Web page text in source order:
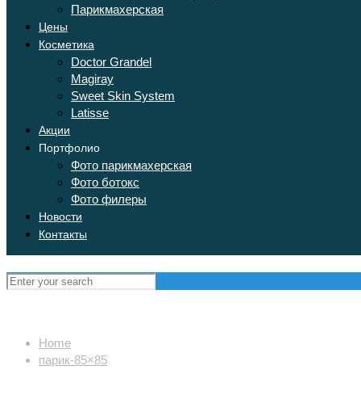
Парикмахерская
Цены
Косметика
Doctor Grandel
Magiray
Sweet Skin System
Latisse
Акции
Портфолио
Фото парикмахерская
Фото ботокс
Фото филеры
Новости
Контакты
Home
парик-85×85